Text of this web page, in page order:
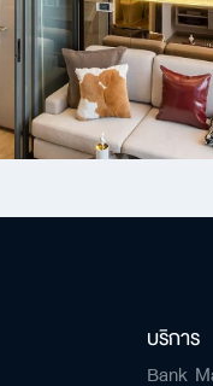
บริการ
Bank
ข่าวสาร และโอกาสรับข้อ
ะข่าวสารจาก
ส่ง